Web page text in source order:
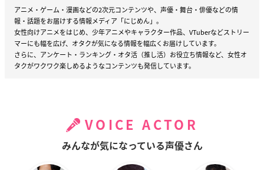
アニメ・ゲーム・漫画などの2次元コンテンツや、声優・舞台・俳優などの情
報・話題をお届けする情報メディア「にじめん」。
女性向けアニメをはじめ、少年アニメやキャラクター作品、VTuberなどストリー
マーにも幅を広げ、オタクが気になる情報を幅広くお届けしています。
さらに、アンケート・ランキング・オタ活（推し活）お役立ち情報など、女性オ
タクがワクワク楽しめるようなコンテンツも発信しています。
VOICE ACTOR
みんなが気になっている声優さん